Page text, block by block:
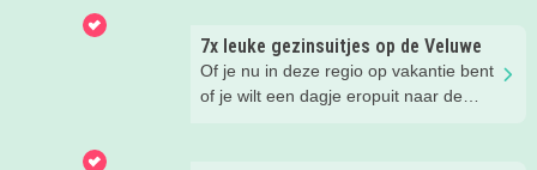
met het hele gezin. Maar wist je dat
naast het zwemmen er nog veel te
beleven is in dit groenrijke gebied van
Leisurelands? Wij delen onze favoriete
7x leuke gezinsuitjes op de Veluwe
Of je nu in deze regio op vakantie bent
of je wilt een dagje eropuit naar de